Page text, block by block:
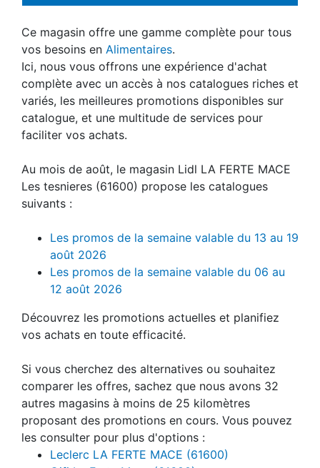
Ce magasin offre une gamme complète pour tous
vos besoins en Alimentaires.
Ici, nous vous offrons une expérience d'achat
complète avec un accès à nos catalogues riches et
variés, les meilleures promotions disponibles sur
catalogue, et une multitude de services pour
faciliter vos achats.
Au mois de août, le magasin Lidl LA FERTE MACE
Les tesnieres (61600) propose les catalogues
suivants :
Les promos de la semaine valable du 13 au 19
août 2026
Les promos de la semaine valable du 06 au
12 août 2026
Découvrez les promotions actuelles et planifiez
vos achats en toute efficacité.
Si vous cherchez des alternatives ou souhaitez
comparer les offres, sachez que nous avons 32
autres magasins à moins de 25 kilomètres
proposant des promotions en cours. Vous pouvez
les consulter pour plus d'options :
Leclerc LA FERTE MACE (61600)